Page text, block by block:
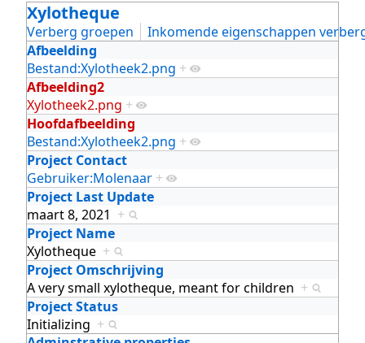
Xylotheque
Verberg groepen
Inkomende eigenschappen
Afbeelding
Bestand:Xylotheek2.png +
Afbeelding2
Xylotheek2.png +
Hoofdafbeelding
Bestand:Xylotheek2.png +
Project Contact
Gebruiker:Molenaar +
Project Last Update
maart 8, 2021 +
Project Name
Xylotheque +
Project Omschrijving
A very small xylotheque, meant for children +
Project Status
Initializing +